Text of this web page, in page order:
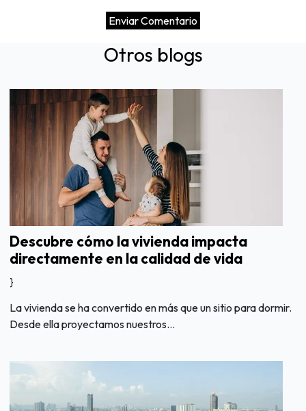
Otros blogs
Descubre cómo la vivienda impacta
directamente en la calidad de vida
}
La vivienda se ha convertido en más que un sitio para dormir.
Desde ella proyectamos nuestros...